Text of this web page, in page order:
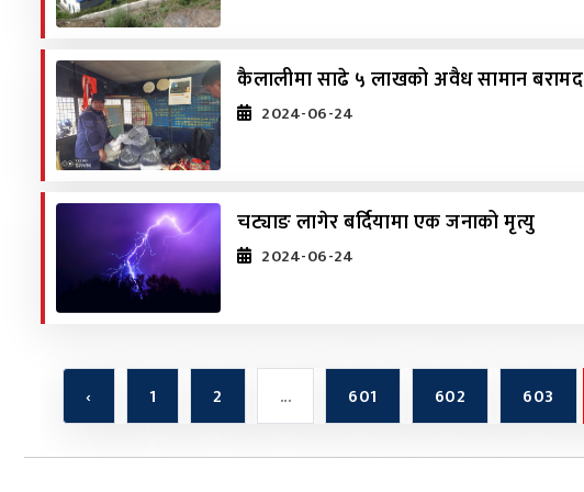
कैलालीमा साढे ५ लाखको अवैध सामान बरामद
2024-06-24
चट्याङ लागेर बर्दियामा एक जनाको मृत्यु
2024-06-24
‹ 1 2 ... 601 602 603